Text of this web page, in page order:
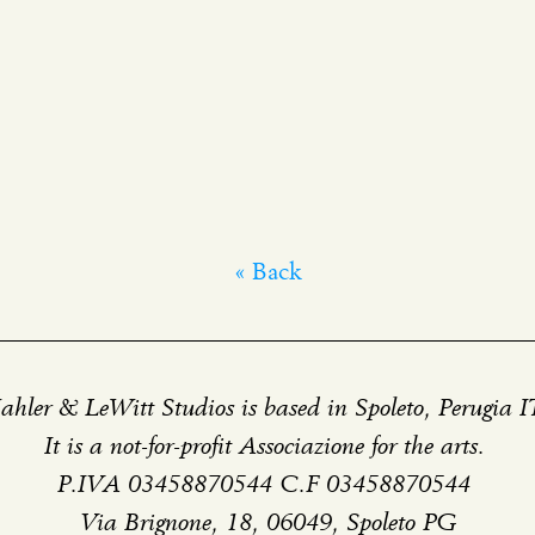
« Back
& LeWitt Studios is based in Spoleto, Perugia
It is a not-for-profit Associazione for the arts.
P.IVA 03458870544 C.F 03458870544
Via Brignone, 18, 06049, Spoleto PG